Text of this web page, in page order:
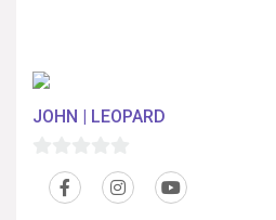
JOHN | LEOPARD